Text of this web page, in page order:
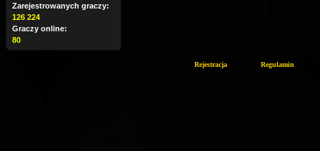
Zarejestrowanych graczy:
126 224
Graczy online:
80
Rejestracja Regulamin